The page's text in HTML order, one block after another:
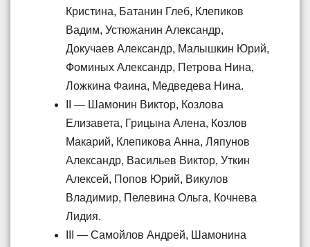
Кристина, Батанин Глеб, Клепиков
Вадим, Устюжанин Александр,
Докучаев Александр, Малышкин Юрий,
Фоминых Александр, Петрова Нина,
Ложкина Фаина, Медведева Нина.
II — Шамонин Виктор, Козлова
Елизавета, Грицына Алена, Козлов
Макарий, Клепикова Анна, Ляпунов
Александр, Васильев Виктор, Уткин
Алексей, Попов Юрий, Викулов
Владимир, Пелевина Ольга, Кочнева
Лидия.
III — Самойлов Андрей, Шамонина